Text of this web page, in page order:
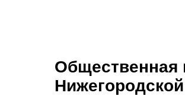
Общественная